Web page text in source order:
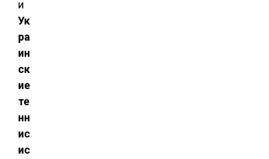
Ук
ра
ин
ск
ие
те
нн
ис
ис